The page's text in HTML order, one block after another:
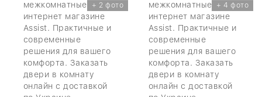
+ 2 фото + 4 фото